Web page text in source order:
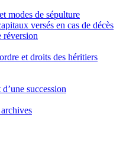
modes de sépulture
versés en cas de décès
réversion
et droits des héritiers
succession